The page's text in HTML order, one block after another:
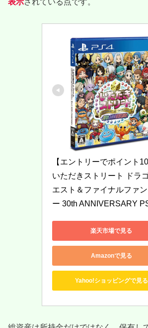
表示されている点です。
【エントリーでポイント10
いただきストリート ドラ
エスト＆ファイナルファ
ー 30th ANNIVERSARY
楽天市場で見る
Amazonで見る
Yahoo!ショッピングで見る